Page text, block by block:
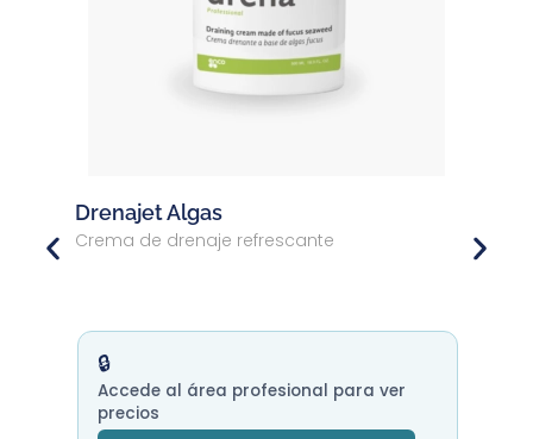
Firmspray
Spray profesional para celulitis con flacidez
Accede al área profesional para ver